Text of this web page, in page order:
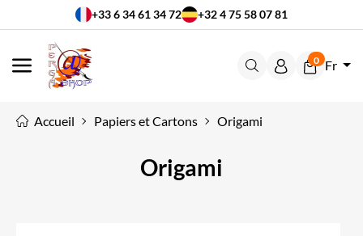
+33 6 34 61 34 72 +32 4 75 58 07 81
MENU
0 Fr
Accueil Papiers et Cartons Origami
Origami